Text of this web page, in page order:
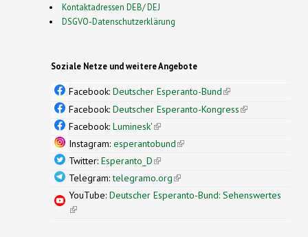
Kontaktadressen DEB/ DEJ
DSGVO-Datenschutzerklärung
Soziale Netze und weitere Angebote
Facebook: Deutscher Esperanto-Bund(link is
external)
Facebook: Deutscher Esperanto-Kongress(link is
Facebook: Luminesk'(link is external)
Instagram: esperantobund(link is external)
Twitter: Esperanto_D(link is external)
Telegram:telegramo.org(link is external)
YouTube: Deutscher Esperanto-Bund: Sehenswertes
(link is external)